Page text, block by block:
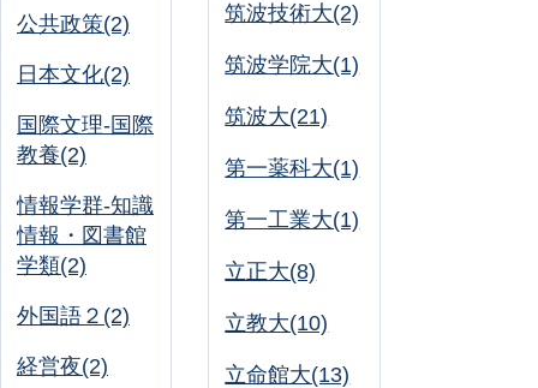
公共政策(2)
日本文化(2)
国際文理-国際
教養(2)
情報学群-知識
情報・図書館
学類(2)
外国語２(2)
経営夜(2)
筑波技術大(2)
筑波学院大(1)
筑波大(21)
第一薬科大(1)
第一工業大(1)
立正大(8)
立教大(10)
立命館大(13)